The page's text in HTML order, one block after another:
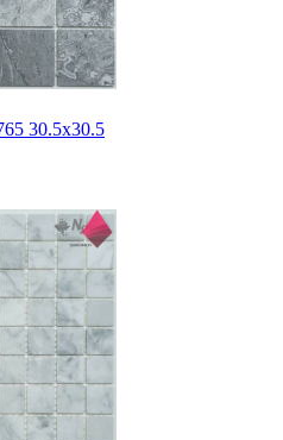
30.5х30.5